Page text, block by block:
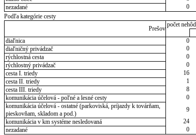
nezadané
0
Podľa kategórie cesty
Prešov
počet nehôd
diaľnica
0
diaľničný privádzač
0
rýchlostná cesta
0
rýchlostný privádzač
0
cesta I. triedy
16
cesta II. triedy
1
cesta III. triedy
8
komunikácia účelová - poľné a lesné cesty
0
komunikácia účelová - ostatné (parkoviská, príjazdy k továrňam,
pieskovňam, skladom a pod.)
9
komunikácia v km systéme nesledovaná
24
nezadané
0